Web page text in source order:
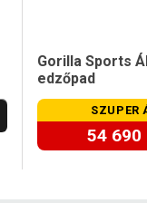
Gorilla Sports
edzőpad
SZUPER
54 690